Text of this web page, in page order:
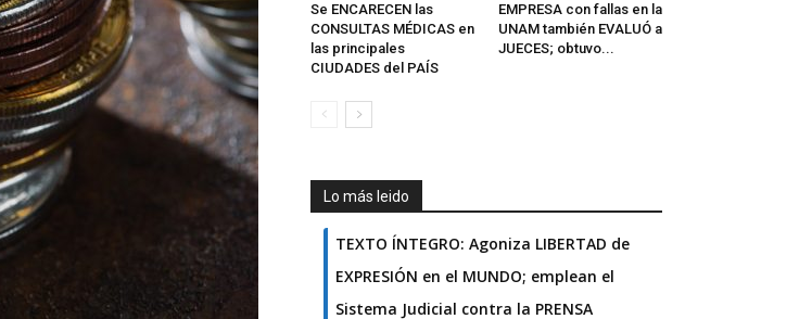
Se ENCARECEN las
CONSULTAS MÉDICAS en
las principales
CIUDADES del PAÍS
EMPRESA con fallas en la
UNAM también EVALUÓ a
JUECES; obtuvo...
Lo más leido
TEXTO ÍNTEGRO: Agoniza LIBERTAD de
EXPRESIÓN en el MUNDO; emplean el
Sistema Judicial contra la PRENSA